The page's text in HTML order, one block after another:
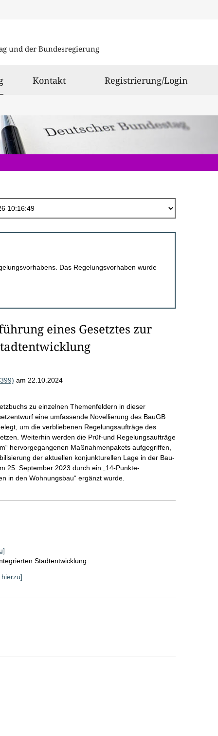
und der Bundesregierung
ausgewählt
Kontakt Registrierung/Login
Das Regelungsvorhaben wurde
eines Gesetztes zur
am 22.10.2024
zu einzelnen Themenfeldern in dieser
eine umfassende Novellierung des BauGB
um die verbliebenen Regelungsaufträge des
Weiterhin werden die Prüf-und Regelungsaufträge
hervorgegangenen Maßnahmenpakets aufgegriffen,
der aktuellen konjunkturellen Lage in der Bau-
25. September 2023 durch ein „14-Punkte-
in den Wohnungsbau“ ergänzt wurde.
Stadtentwicklung